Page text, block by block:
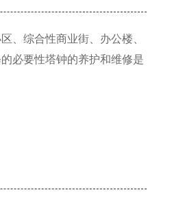
、综合性商业街、办公楼、
必要性塔钟的养护和维修是